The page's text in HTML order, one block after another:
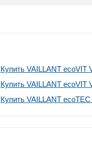
Купить VAILLANT ecoVIT
Купить VAILLANT ecoVIT
Купить VAILLANT